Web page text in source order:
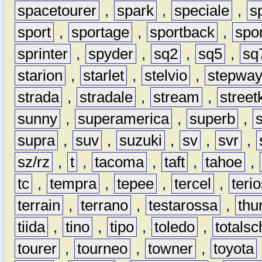
spacetourer , spark , speciale ,
sport , sportage , sportback ,
sprinter , spyder , sq2 , sq5 ,
starion
, starlet , stelvio ,
strada , stradale , stream ,
sunny , superamerica , superb ,
supra , suv , suzuki , sv , svr ,
sz/rz
, t , tacoma , taft , tahoe ,
tc , tempra , tepee , tercel ,
terrain
, terrano , testarossa ,
tiida , tino , tipo , toledo ,
tourer , tourneo , towner , toyota